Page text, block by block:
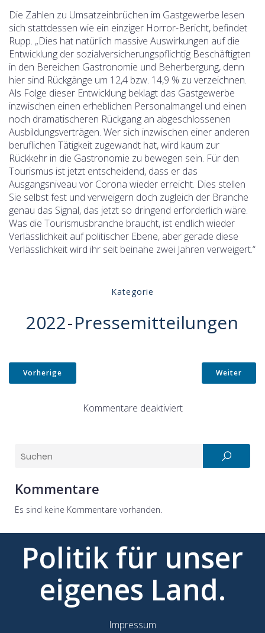
Die Zahlen zu Umsatzeinbrüchen im Gastgewerbe lesen
sich stattdessen wie ein einziger Horror-Bericht, befindet
Rupp. „Dies hat natürlich massive Auswirkungen auf die
Entwicklung der sozialversicherungspflichtig Beschäftigten
in den Bereichen Gastronomie und Beherbergung, denn
hier sind Rückgänge um 12,4 bzw. 14,9 % zu verzeichnen.
Als Folge dieser Entwicklung beklagt das Gastgewerbe
inzwischen einen erheblichen Personalmangel und einen
noch dramatischeren Rückgang an abgeschlossenen
Ausbildungsverträgen. Wer sich inzwischen einer anderen
beruflichen Tätigkeit zugewandt hat, wird kaum zur
Rückkehr in die Gastronomie zu bewegen sein. Für den
Tourismus ist jetzt entscheidend, dass er das
Ausgangsniveau vor Corona wieder erreicht. Dies stellen
Sie selbst fest und verweigern doch zugleich der Branche
genau das Signal, das jetzt so dringend erforderlich wäre.
Was die Tourismusbranche braucht, ist endlich wieder
Verlässlichkeit auf politischer Ebene, aber gerade diese
Verlässlichkeit wird ihr seit beinahe zwei Jahren verweigert.“
Kategorie
2022-Pressemitteilungen
Vorherige Weiter
Kommentare deaktiviert
Kommentare
Es sind keine Kommentare vorhanden.
Politik für unser
eigenes Land.
Impressum